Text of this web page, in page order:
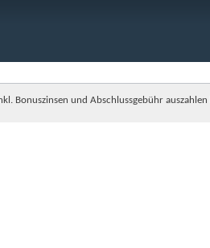
Bonuszinsen und Abschlussgebühr auszahlen